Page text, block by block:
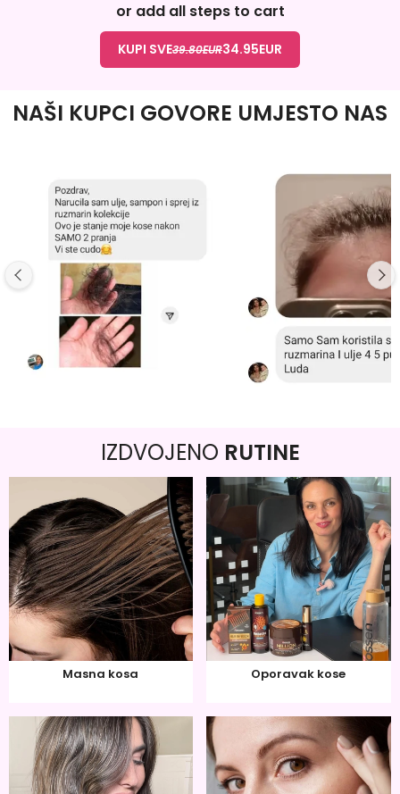
or add all steps to cart
KUPI SVE39.80EUR34.95EUR
NAŠI KUPCI GOVORE UMJESTO NAS
IZDVOJENO RUTINE
Masna kosa Oporavak kose